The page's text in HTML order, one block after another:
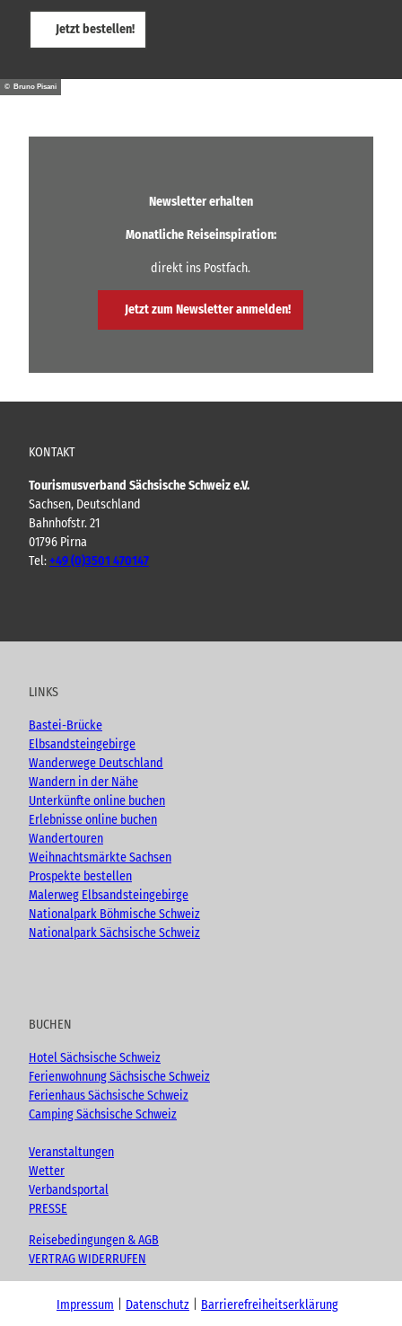
Jetzt bestellen!
© Bruno Pisani
Newsletter erhalten
Monatliche Reiseinspiration:
direkt ins Postfach.
Jetzt zum Newsletter anmelden!
KONTAKT
Tourismusverband Sächsische Schweiz e.V.
Sachsen, Deutschland
Bahnhofstr. 21
01796 Pirna
Tel:+49 (0)3501 470147
u
e
c
o
k
s
r
a
m
o
LINKS
Bastei-Brücke
Elbsandsteingebirge
Wanderwege Deutschland
Wandern in der Nähe
Unterkünfte online buchen
Erlebnisse online buchen
Wandertouren
Weihnachtsmärkte Sachsen
Prospekte bestellen
Malerweg Elbsandsteingebirge
Nationalpark Böhmische Schweiz
Nationalpark Sächsische Schweiz
BUCHEN
Hotel Sächsische Schweiz
Ferienwohnung Sächsische Schweiz
Ferienhaus Sächsische Schweiz
Camping Sächsische Schweiz
Veranstaltungen
Wetter
Verbandsportal
PRESSE
Reisebedingungen & AGB
VERTRAG WIDERRUFEN
Impressum Datenschutz Barrierefreiheitserklärung